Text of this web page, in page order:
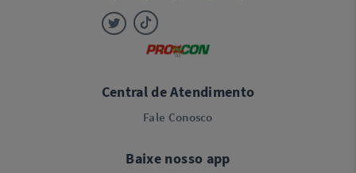
Central de Atendimento
Fale Conosco
Baixe nosso app